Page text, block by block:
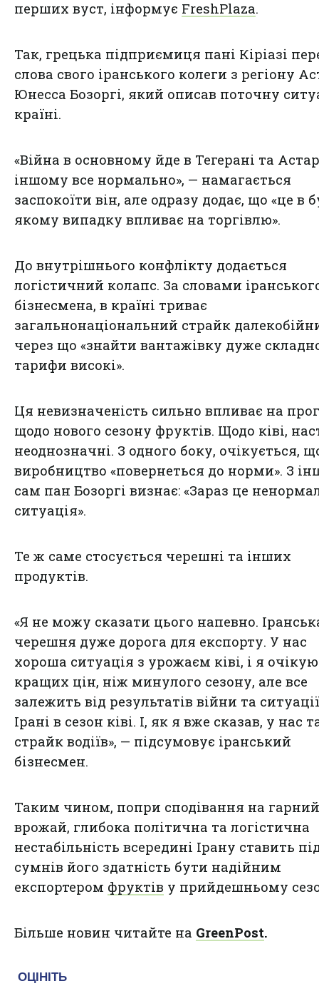
перших вуст, інформує FreshPlaza.
Так, грецька підприємиця пані Кіріазі
слова свого іранського колеги з регіону
Юнесса Бозоргі, який описав поточну
країні.
«Війна в основному йде в Тегерані та
іншому все нормально», — намагається
заспокоїти він, але одразу додає, що «це в
якому випадку впливає на торгівлю».
До внутрішнього конфлікту додається
логістичний колапс. За словами
бізнесмена, в країні триває
загальнонаціональний страйк
через що «знайти вантажівку дуже
тарифи високі».
Ця невизначеність сильно впливає на
щодо нового сезону фруктів. Щодо ківі,
неоднозначні. З одного боку, очікується,
виробництво «повернеться до норми». З
сам пан Бозоргі визнає: «Зараз це
ситуація».
Те ж саме стосується черешні та інших
продуктів.
«Я не можу сказати цього напевно.
черешня дуже дорога для експорту. У нас
хороша ситуація з урожаєм ківі, і я очікую
кращих цін, ніж минулого сезону, але все
залежить від результатів війни та
Ірані в сезон ківі. І, як я вже сказав, у нас
страйк водіїв», — підсумовує іранський
бізнесмен.
Таким чином, попри сподівання на гарний
врожай, глибока політична та логістична
нестабільність всередині Ірану ставить
сумнів його здатність бути надійним
експортером фруктів у прийдешньому
Більше новин читайте на GreenPost.